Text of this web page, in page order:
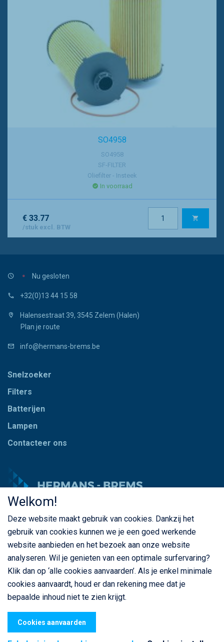
SO4958
SO4958
SF-FILTER
Oliefilter - Insteek
In voorraad
€ 33.77
/stuk excl. BTW
Nu gesloten
+32(0)13 44 15 58
Halensestraat 39, 3545 Zelem (Halen)
Plan je route
info@hermans-brems.be
Snelzoeker
Filters
Batterijen
Lampen
Contacteer ons
© Copyright Hermans - Brems 2026. Alle rechten
voorbehouden
Privacybeleid
Algemene voorwaarden
webdesign© Sanmax Projects
Welkom!
Deze website maakt gebruik van cookies. Dankzij het
gebruik van cookies kunnen we je een goed werkende
website aanbieden en het bezoek aan onze website
analyseren. Wil je genieten van een optimale surfervaring?
Klik dan op ‘alle cookies aanvaarden’. Als je enkel minimale
cookies aanvaardt, houd er dan rekening mee dat je
bepaalde inhoud niet te zien krijgt.
Cookies aanvaarden